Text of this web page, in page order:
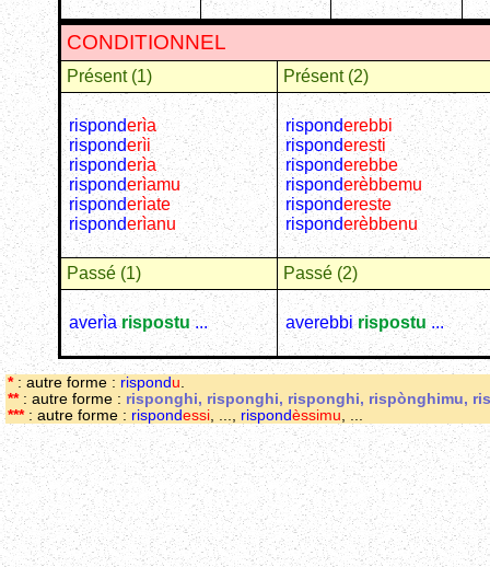
CONDITIONNEL
Présent (1) Présent (2)
risponderìa
risponderìi
risponderìa
risponderìamu
risponderìate
risponderìanu
risponderebbi
risponderesti
risponderebbe
risponderèbbemu
rispondereste
risponderèbbenu
Passé (1) Passé (2)
averìarispostu... averebbirispostu ...
*: autre forme : rispond u
**: autre forme : risponghi, risponghi, risponghi, rispònghimu,
***: autre forme : rispondessi rispondèssimu